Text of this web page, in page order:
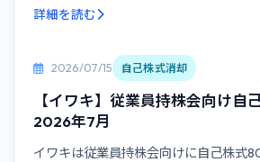
詳細を読む
2026/07/15 自己株式消却
【イワキ】従業員持株会向け自
2026年7月
イワキは従業員持株会向けに自己株式